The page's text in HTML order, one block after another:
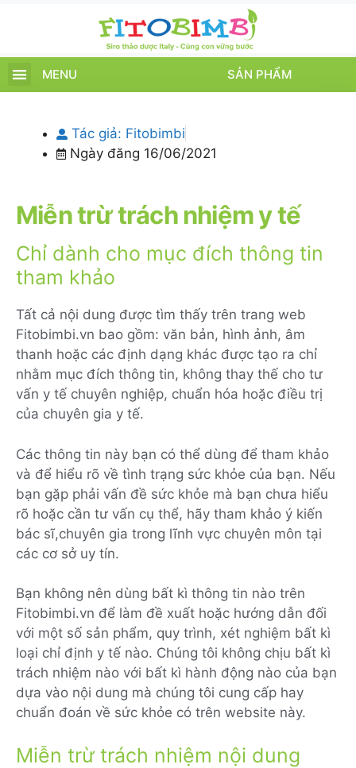
MENU SẢN PHẨM
Tác giả: Fitobimbi
Ngày đăng 16/06/2021
Miễn trừ trách nhiệm y tế
Chỉ dành cho mục đích thông tin
tham khảo
Tất cả nội dung được tìm thấy trên trang web
Fitobimbi.vn bao gồm: văn bản, hình ảnh, âm
thanh hoặc các định dạng khác được tạo ra chỉ
nhằm mục đích thông tin, không thay thế cho tư
vấn y tế chuyên nghiệp, chuẩn hóa hoặc điều trị
của chuyên gia y tế.
Các thông tin này bạn có thể dùng để tham khảo
và để hiểu rõ về tình trạng sức khỏe của bạn. Nếu
bạn gặp phải vấn đề sức khỏe mà bạn chưa hiểu
rõ hoặc cần tư vấn cụ thể, hãy tham khảo ý kiến
bác sĩ,chuyên gia trong lĩnh vực chuyên môn tại
các cơ sở uy tín.
Bạn không nên dùng bất kì thông tin nào trên
Fitobimbi.vn để làm đề xuất hoặc hướng dẫn đối
với một số sản phẩm, quy trình, xét nghiệm bất kì
loại chỉ định y tế nào. Chúng tôi không chịu bất kì
trách nhiệm nào với bất kì hành động nào của bạn
dựa vào nội dung mà chúng tôi cung cấp hay
chuẩn đoán về sức khỏe có trên website này.
Miễn trừ trách nhiệm nội dung